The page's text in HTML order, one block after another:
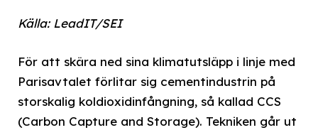
Källa: LeadIT/SEI
För att skära ned sina klimatutsläpp i linje med
Parisavtalet förlitar sig cementindustrin på
storskalig koldioxidinfångning, så kallad CCS
(Carbon Capture and Storage). Tekniken går ut